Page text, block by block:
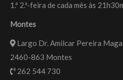
1.ª 2.ª-feira de cada mês às
Montes
Largo Dr. Amilcar Pereira
2460-863 Montes
262 544 730